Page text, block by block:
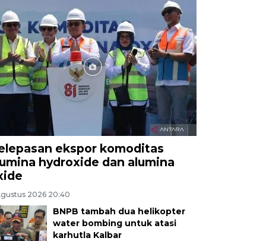
ekspor komoditas
hydroxide dan alumina
2026 20:40
BNPB tambah dua helikopter
water bombing untuk atasi
karhutla Kalbar